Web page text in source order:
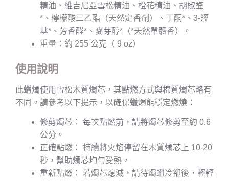
精油、維吉尼亞雪松精油、橙花精油、胡椒醛
*、檸檬酸三乙酯（天然定香劑）、丁酮*、3-羥
基*、芳香醛*、麥芽醇*（*天然單體香）。
重量：約 255 公克（ 9 oz）
使用說明
此蠟燭使用雪松木質燭芯，其點燃方式與棉質燭芯略有
不同。請參考以下提示，以確保蠟燭能穩定燃燒：
修剪燭芯： 每次點燃前，請將燭芯修剪至約 0.6
公分。
正確點燃： 持續將火焰停留在木質燭芯上 10-20
秒，幫助燭芯均勻受熱。
重新點燃： 若燭芯熄滅，請待燭蠟冷卻後，輕輕